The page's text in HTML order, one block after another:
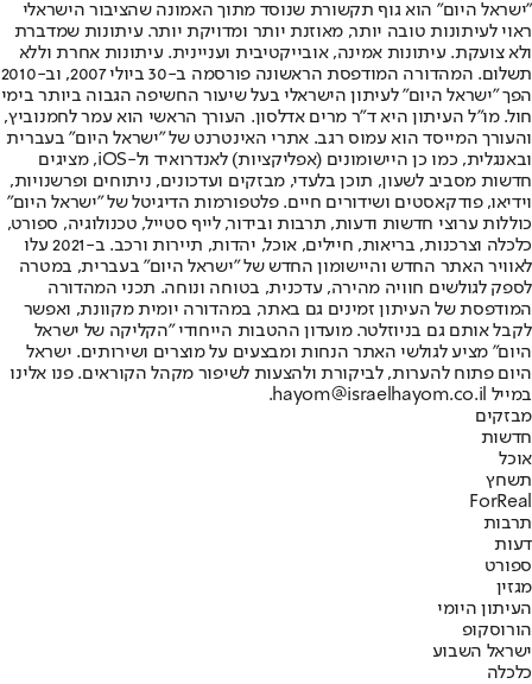
"ישראל היום" הוא גוף תקשורת שנוסד מתוך האמונה שהציבור הישראלי
ראוי לעיתונות טובה יותר, מאוזנת יותר ומדויקת יותר. עיתונות שמדברת
ולא צועקת. עיתונות אמינה, אובייקטיבית ועניינית. עיתונות אחרת וללא
תשלום. המהדורה המודפסת הראשונה פורסמה ב-30 ביולי 2007, וב-2010
הפך "ישראל היום" לעיתון הישראלי בעל שיעור החשיפה הגבוה ביותר בימי
חול. מו"ל העיתון היא ד"ר מרים אדלסון. העורך הראשי הוא עמר לחמנוביץ,
והעורך המייסד הוא עמוס רגב. אתרי האינטרנט של "ישראל היום" בעברית
ובאנגלית, כמו כן היישומונים (אפליקציות) לאנדרואיד ול-iOS, מציגים
חדשות מסביב לשעון, תוכן בלעדי, מבזקים ועדכונים, ניתוחים ופרשנויות,
וידיאו, פודקאסטים ושידורים חיים. פלטפורמות הדיגיטל של "ישראל היום"
כוללות ערוצי חדשות ודעות, תרבות ובידור, לייף סטייל, טכנולוגיה, ספורט,
כלכלה וצרכנות, בריאות, חיילים, אוכל, יהדות, תיירות ורכב. ב-2021 עלו
לאוויר האתר החדש והיישומון החדש של "ישראל היום" בעברית, במטרה
לספק לגולשים חוויה מהירה, עדכנית, בטוחה ונוחה. תכני המהדורה
המודפסת של העיתון זמינים גם באתר, במהדורה יומית מקוונת, ואפשר
לקבל אותם גם בניוזלטר. מועדון ההטבות הייחודי "הקליקה של ישראל
היום" מציע לגולשי האתר הנחות ומבצעים על מוצרים ושירותים. ישראל
היום פתוח להערות, לביקורת ולהצעות לשיפור מקהל הקוראים. פנו אלינו
במייל hayom@israelhayom.co.il.
מבזקים
חדשות
אוכל
תשחץ
ForReal
תרבות
דעות
ספורט
מגזין
העיתון היומי
הורוסקופ
ישראל השבוע
כלכלה